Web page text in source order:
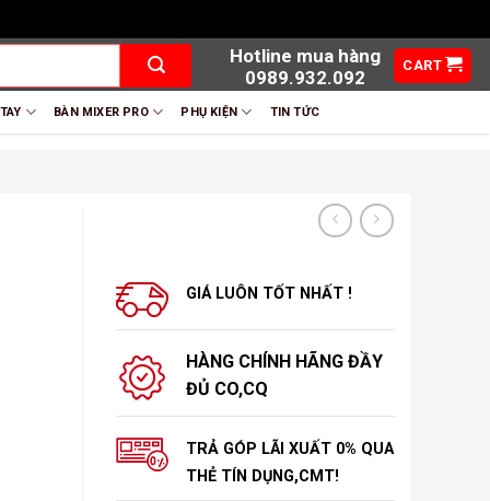
Hotline mua hàng
0989.932.092
CART
BÀN MIXER PRO PHỤ KIỆN TIN TỨC
GIÁ LUÔN TỐT NHẤT !
HÀNG CHÍNH HÃNG ĐẦY
ĐỦ CO,CQ
TRẢ GÓP LÃI XUẤT 0% QUA
THẺ TÍN DỤNG,CMT!